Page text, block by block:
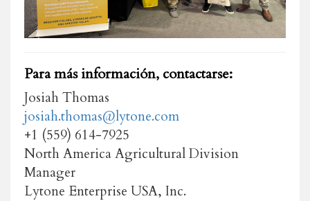
Para más información, contactarse:
Josiah Thomas
josiah.thomas@lytone.com
+1 (559) 614-7925
North America Agricultural Division
Manager
Lytone Enterprise USA, Inc.